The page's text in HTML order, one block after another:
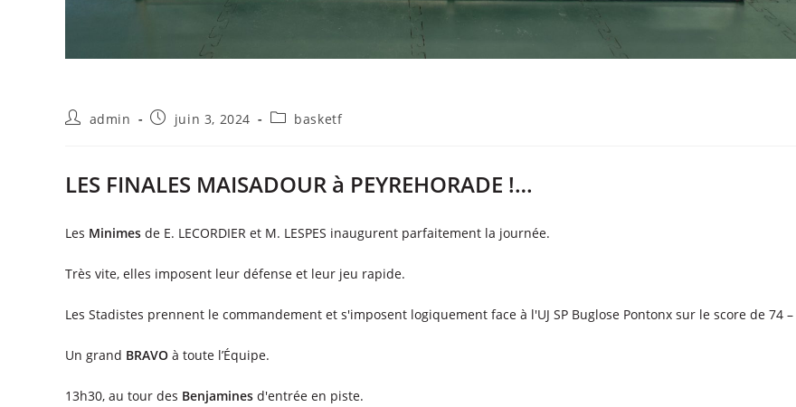
admin juin 3, 2024 basketf
LES FINALES MAISADOUR à PEYREHORADE !…
Les Minimes de E. LECORDIER et M. LESPES inaugurent parfaitement la journée.
Très vite, elles imposent leur défense et leur jeu rapide.
Les Stadistes prennent le commandement et s'imposent logiquement face à l'UJ SP Buglose Pontonx sur le score de 74 –
Un grand BRAVO à toute l’Équipe.
13h30, au tour des Benjamines d'entrée en piste.